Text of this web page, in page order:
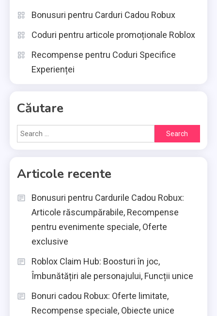
Bonusuri pentru Carduri Cadou Robux
Coduri pentru articole promoționale Roblox
Recompense pentru Coduri Specifice
Experienței
Căutare
Search
for:
Articole recente
Bonusuri pentru Cardurile Cadou Robux:
Articole răscumpărabile, Recompense
pentru evenimente speciale, Oferte
exclusive
Roblox Claim Hub: Boosturi în joc,
Îmbunătățiri ale personajului, Funcții unice
Bonuri cadou Robux: Oferte limitate,
Recompense speciale, Obiecte unice